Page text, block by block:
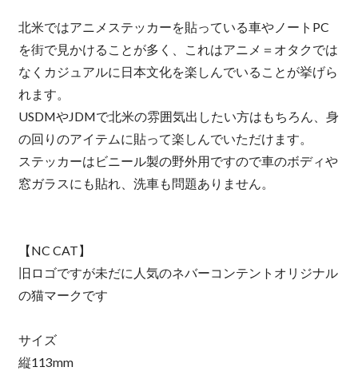
北米ではアニメステッカーを貼っている車やノートPC
を街で見かけることが多く、これはアニメ＝オタクでは
なくカジュアルに日本文化を楽しんでいることが挙げら
れます。
USDMやJDMで北米の雰囲気出したい方はもちろん、身
の回りのアイテムに貼って楽しんでいただけます。
ステッカーはビニール製の野外用ですので車のボディや
窓ガラスにも貼れ、洗車も問題ありません。
【NC CAT】
旧ロゴですが未だに人気のネバーコンテントオリジナル
の猫マークです
サイズ
縦113mm